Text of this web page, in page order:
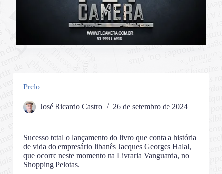
Prelo
José Ricardo Castro 26 de setembro de 2024
Sucesso total o lançamento do livro que conta a história
de vida do empresário libanês Jacques Georges Halal,
que ocorre neste momento na Livraria Vanguarda, no
Shopping Pelotas.